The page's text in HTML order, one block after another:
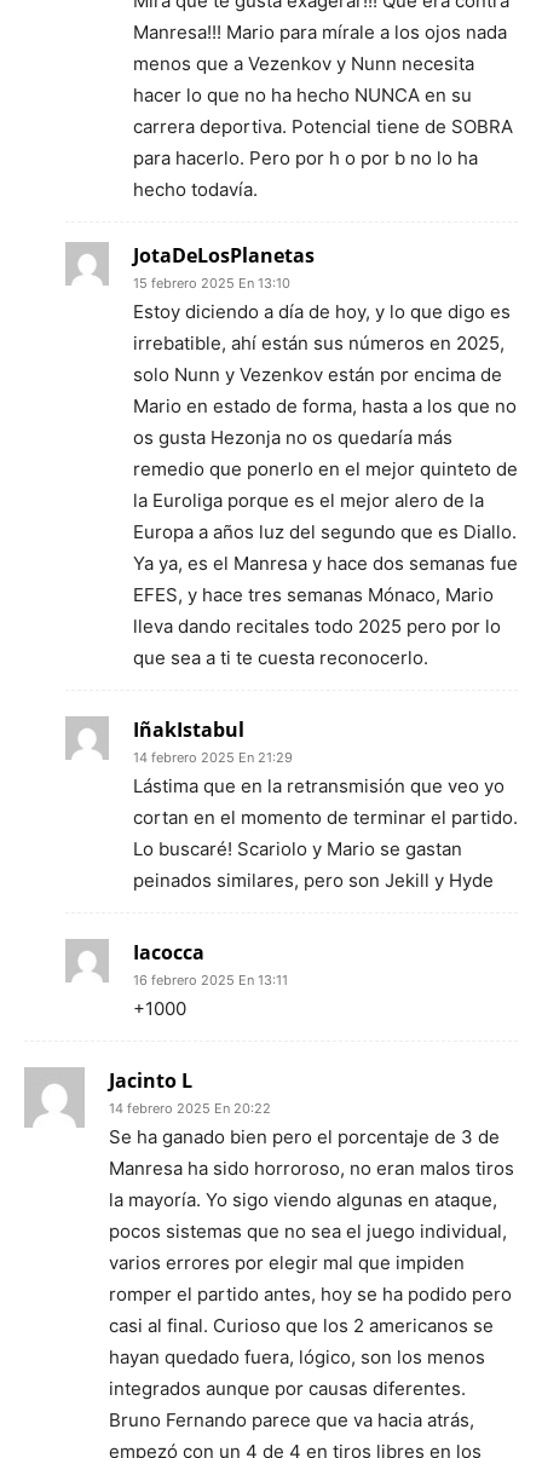
Manresa!!! Mario para mírale a los ojos nada
menos que a Vezenkov y Nunn necesita
hacer lo que no ha hecho NUNCA en su
carrera deportiva. Potencial tiene de SOBRA
para hacerlo. Pero por h o por b no lo ha
hecho todavía.
JotaDeLosPlanetas
15 febrero 2025 En 13:10
Estoy diciendo a día de hoy, y lo que digo es
irrebatible, ahí están sus números en 2025,
solo Nunn y Vezenkov están por encima de
Mario en estado de forma, hasta a los que no
os gusta Hezonja no os quedaría más
remedio que ponerlo en el mejor quinteto de
la Euroliga porque es el mejor alero de la
Europa a años luz del segundo que es Diallo.
Ya ya, es el Manresa y hace dos semanas fue
EFES, y hace tres semanas Mónaco, Mario
lleva dando recitales todo 2025 pero por lo
que sea a ti te cuesta reconocerlo.
IñakIstabul
14 febrero 2025 En 21:29
Lástima que en la retransmisión que veo yo
cortan en el momento de terminar el partido.
Lo buscaré! Scariolo y Mario se gastan
peinados similares, pero son Jekill y Hyde
Iacocca
16 febrero 2025 En 13:11
+1000
Jacinto L
14 febrero 2025 En 20:22
Se ha ganado bien pero el porcentaje de 3 de
Manresa ha sido horroroso, no eran malos tiros
la mayoría. Yo sigo viendo algunas en ataque,
pocos sistemas que no sea el juego individual,
varios errores por elegir mal que impiden
romper el partido antes, hoy se ha podido pero
casi al final. Curioso que los 2 americanos se
hayan quedado fuera, lógico, son los menos
integrados aunque por causas diferentes.
Bruno Fernando parece que va hacia atrás,
empezó con un 4 de 4 en tiros libres en los